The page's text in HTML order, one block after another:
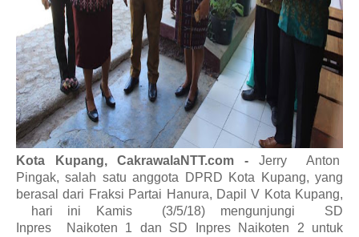
Kota Kupang, CakrawalaNTT.com - Jerry
Anton
Pingak, salah satu anggota DPRD Kota Kupang, yang
berasal dari Fraksi Partai Hanura, Dapil V Kota Kupang,
hari ini Kamis
(3/5/18) mengunjungi
SD
Inpres
Naikoten 1 dan SD Inpres Naikoten 2
untuk